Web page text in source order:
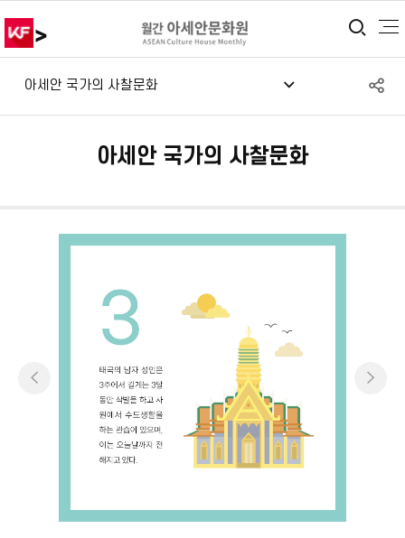
> 통
아세안 국가의 사찰문화
아세안 국가의 사찰문화